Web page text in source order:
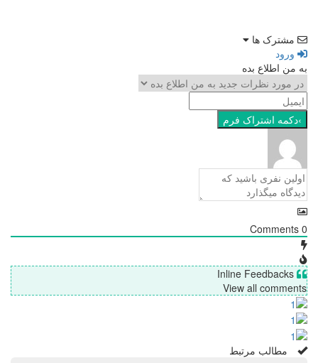
مشترک ها
ورود
به من اطلاع بده
0
Comments
Inline Feedbacks
View all comments
مطالب مرتبط